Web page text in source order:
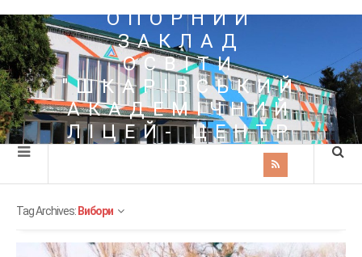
ОПОРНИЙ
ЗАКЛАД
ОСВІТИ
"ШКАРІВСЬКИЙ
АКАДЕМІЧНИЙ
ЛІЦЕЙ- ЦЕНТР
ПОЗАШКІЛЬНОЇ
Tag Archives: Вибори